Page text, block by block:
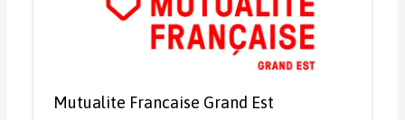
Mutualite Francaise Grand Est